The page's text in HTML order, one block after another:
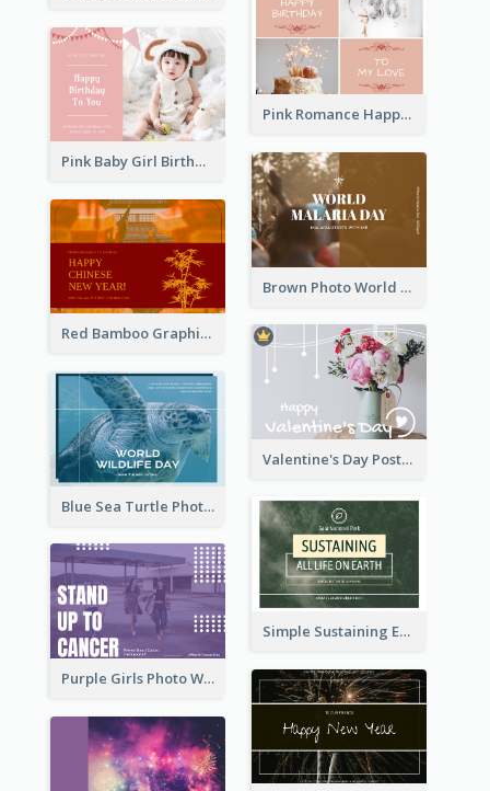
Pink Romance Happy Birthday Postcard
Pink Baby Girl Birthday Postcard
Brown Photo World Malaria Day Postcard
Red Bamboo Graphic Lunar New Year Postcard
Valentine's Day Postcard With Simple Decoration
Blue Sea Turtle Photo World Wildlife Day Post Card
Simple Sustaining Environment Postcard Design
Purple Girls Photo World Cancer Day Postcard